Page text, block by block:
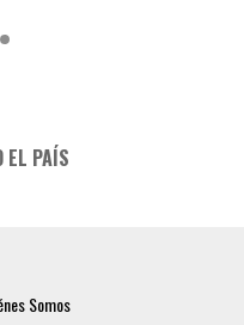
EL PAÍS
Somos